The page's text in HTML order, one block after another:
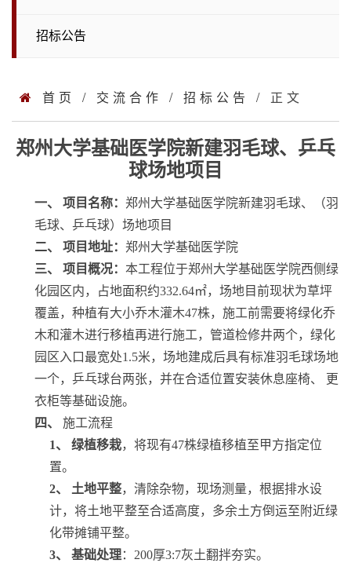
招标公告
首页 / 交流合作 / 招标公告 / 正文
郑州大学基础医学院新建羽毛球、乒乓
球场地项目
一、 项目名称： 郑州大学基础医学院新建羽毛球、（羽
毛球、乒乓球）场地项目
二、 项目地址： 郑州大学基础医学院
三、 项目概况： 本工程位于郑州大学基础医学院西侧绿
化园区内，占地面积约332.64㎡，场地目前现状为草坪
覆盖，种植有大小乔木灌木47株，施工前需要将绿化乔
木和灌木进行移植再进行施工，管道检修井两个，绿化
园区入口最宽处1.5米，场地建成后具有标准羽毛球场地
一个，乒乓球台两张，并在合适位置安装休息座椅、
更
衣柜等基础设施。
四、 施工流程
1、 绿植移栽，将现有47株绿植移植至甲方指定位
置。
2、 土地平整，清除杂物，现场测量，根据排水设
计，将土地平整至合适高度，多余土方倒运至附近绿
化带摊铺平整。
3、 基础处理：200厚3:7灰土翻拌夯实。